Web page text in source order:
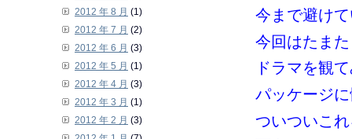
今まで避け
今回はたま
ドラマを観
パッケージ
ついついこ
2012 年 8 月 (1)
2012 年 7 月 (2)
2012 年 6 月 (3)
2012 年 5 月 (1)
2012 年 4 月 (3)
2012 年 3 月 (1)
2012 年 2 月 (3)